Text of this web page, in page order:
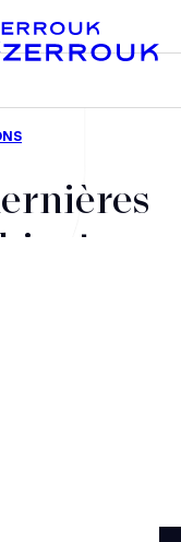
et nos
après